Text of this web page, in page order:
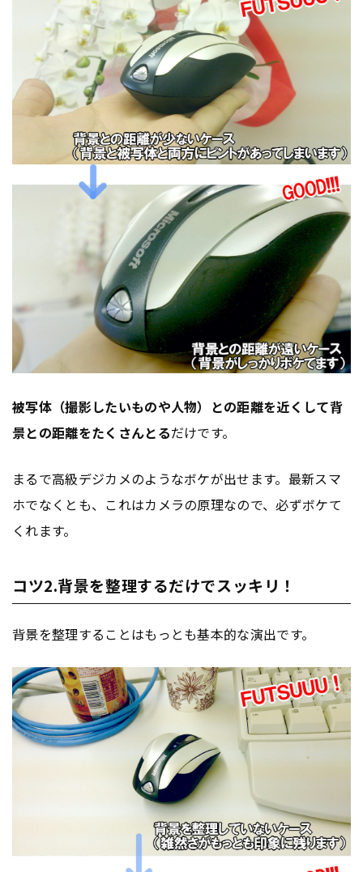
被写体（撮影したいものや人物）との距離を近くして背
景との距離をたくさんとるだけです。
まるで高級デジカメのようなボケが出せます。最新スマ
ホでなくとも、これはカメラの原理なので、必ずボケて
くれます。
コツ2.背景を整理するだけでスッキリ！
背景を整理することはもっとも基本的な演出です。